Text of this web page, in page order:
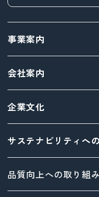
事業案内
> プロダクト事業
> デザイン事業
> マテリアル事業
> ブランド事業
会社案内
> フィロソフィ
> 企業概要
> 沿革
> 方針
> 拠点情報
企業文化
> 社内イベント・研修・福利
サステナビリティへ
サステナビリティ基本方針
品質向上への取り組み